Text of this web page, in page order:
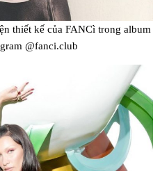
thiết kế của FANCì trong album
@fanci.club